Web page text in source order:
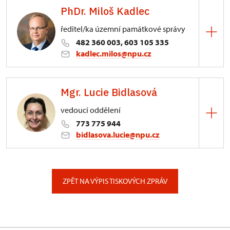
PhDr. Miloš Kadlec
ředitel/ka územní památkové správy
482 360 003, 603 105 335
kadlec.milos@npu.cz
3/, Sychrov 3
Mgr. Lucie Bidlasová
vedoucí oddělení
773 775 944
bidlasova.lucie@npu.cz
ZPĚT NA VÝPIS TISKOVÝCH ZPRÁV